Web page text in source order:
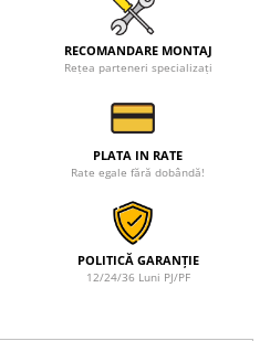
RECOMANDARE MONTAJ
Rețea parteneri specializați
PLATA IN RATE
Rate egale fără dobândă!
POLITICĂ GARANȚIE
12/24/36 Luni PJ/PF